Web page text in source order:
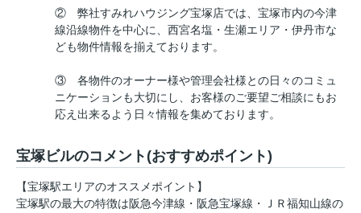
② 弊社すみれハウジング宝塚店では、宝塚市内の今津
線沿線物件を中心に、西宮名塩・生瀬エリア・伊丹市な
ども物件情報を揃えております。
③ 各物件のオーナー様や管理会社様との日々のコミュ
ニケーションも大切にし、お客様のご要望ご相談にもお
応え出来るよう日々情報を集めております。
宝塚ビルのコメント(おすすめポイント)
【宝塚駅エリアのオススメポイント】
宝塚駅の最大の特徴は阪急今津線・阪急宝塚線・ＪＲ福知山線の